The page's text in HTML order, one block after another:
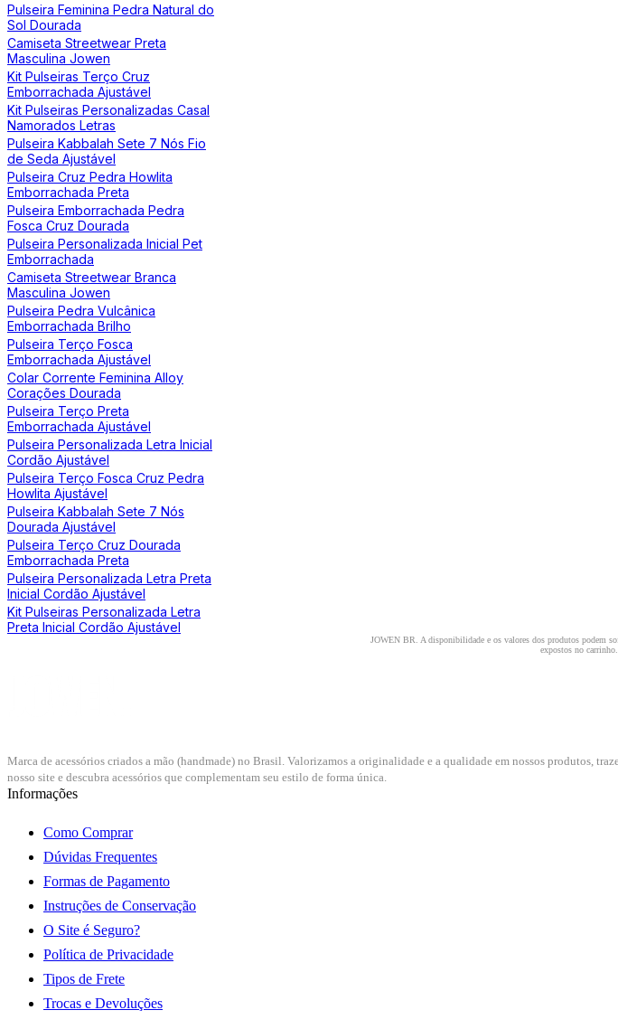
Pulseira Feminina Pedra Natural do
Sol Dourada
Camiseta Streetwear Preta
Masculina Jowen
Kit Pulseiras Terço Cruz
Emborrachada Ajustável
Kit Pulseiras Personalizadas Casal
Namorados Letras
Pulseira Kabbalah Sete 7 Nós Fio
de Seda Ajustável
Pulseira Cruz Pedra Howlita
Emborrachada Preta
Pulseira Emborrachada Pedra
Fosca Cruz Dourada
Pulseira Personalizada Inicial Pet
Emborrachada
Camiseta Streetwear Branca
Masculina Jowen
Pulseira Pedra Vulcânica
Emborrachada Brilho
Pulseira Terço Fosca
Emborrachada Ajustável
Colar Corrente Feminina Alloy
Corações Dourada
Pulseira Terço Preta
Emborrachada Ajustável
Pulseira Personalizada Letra Inicial
Cordão Ajustável
Pulseira Terço Fosca Cruz Pedra
Howlita Ajustável
Pulseira Kabbalah Sete 7 Nós
Dourada Ajustável
Pulseira Terço Cruz Dourada
Emborrachada Preta
Pulseira Personalizada Letra Preta
Inicial Cordão Ajustável
Kit Pulseiras Personalizada Letra
Preta Inicial Cordão Ajustável
Marca de acessórios criados a mão (handmade) no Brasil. Valorizamos a originalidade e a qualidade em nossos produtos,
nosso site e descubra acessórios que complementam seu estilo de forma única.
Informações
Como Comprar
Dúvidas Frequentes
Formas de Pagamento
Instruções de Conservação
O Site é Seguro?
Política de Privacidade
Tipos de Frete
Trocas e Devoluções